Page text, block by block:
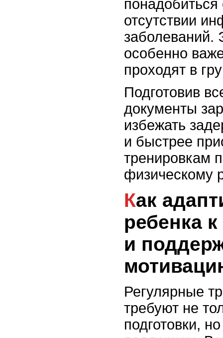
понадобиться
отсутствии
заболеваний.
особенно
проходят в
Подготовив
документы
избежать
и быстрее
тренировкам
физическому
Как адаптировать
ребенка
и
Регулярные
требуют не
подготовки,